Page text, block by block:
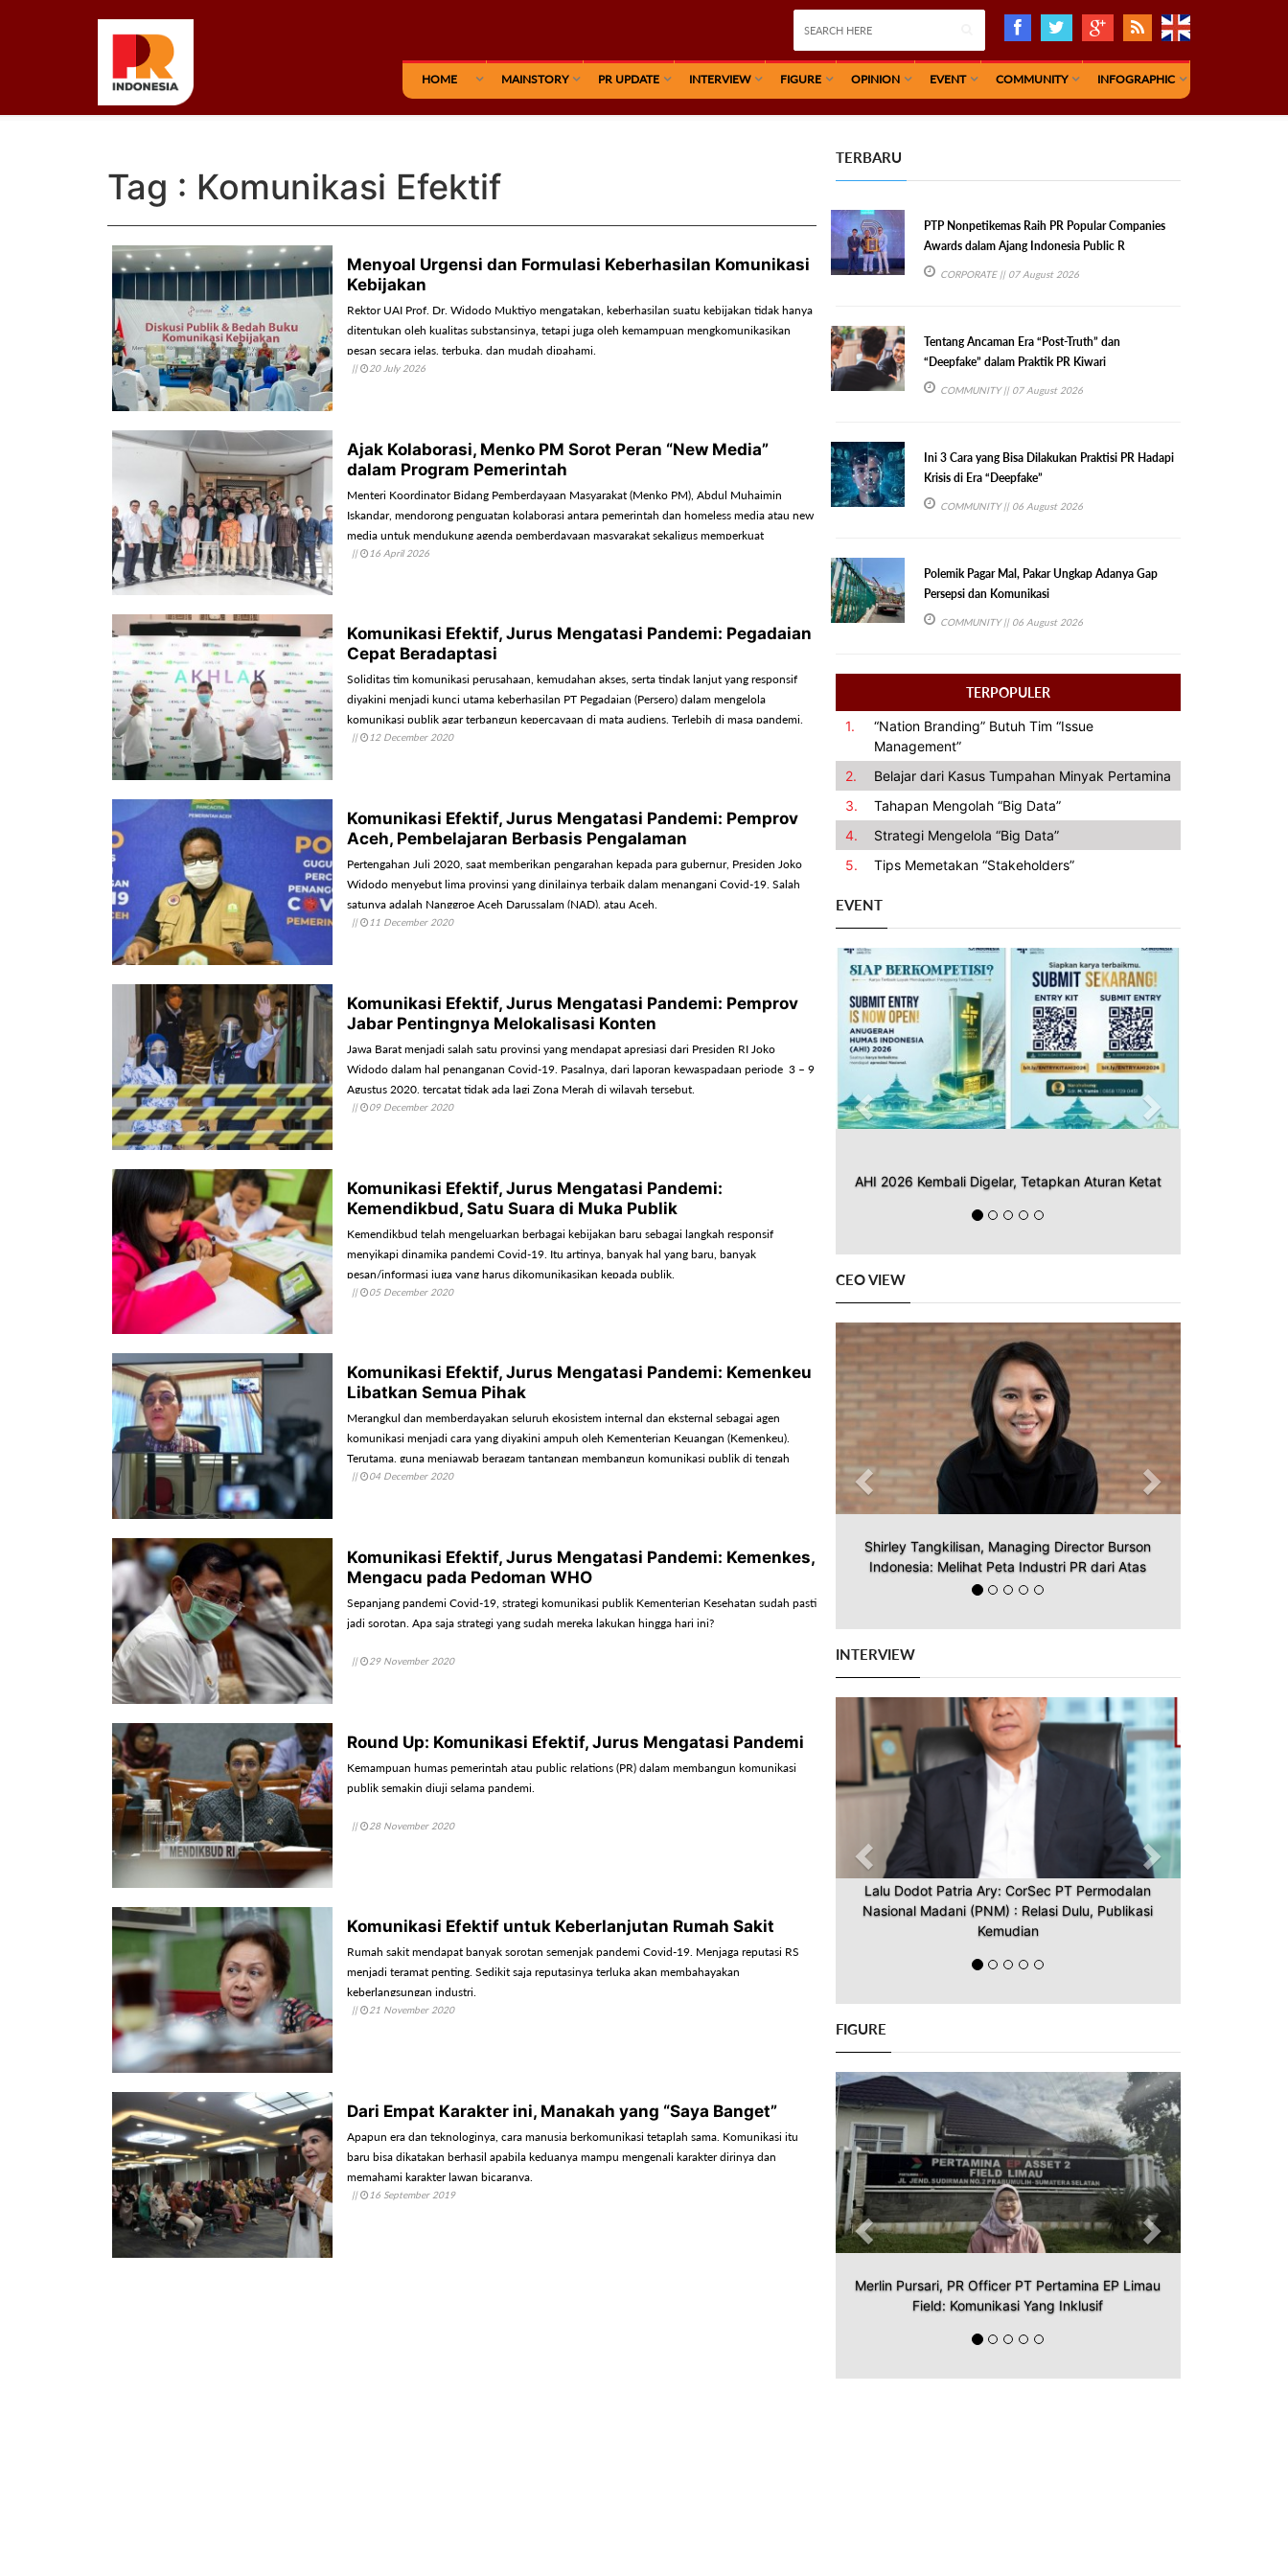
HOME MAINSTORY PR UPDATE INTERVIEW FIGURE OPINION EVENT COMMUNITY INFOGRAPHIC
Tag : Komunikasi Efektif
Menyoal Urgensi dan Formulasi Keberhasilan Komunikasi
Kebijakan
Rektor UAI Prof. Dr. Widodo Muktiyo mengatakan, keberhasilan suatu kebijakan tidak hanya
ditentukan oleh kualitas substansinya, tetapi juga oleh kemampuan mengkomunikasikan
pesan secara jelas, terbuka, dan mudah dipahami.
|| 20 July 2026
Ajak Kolaborasi, Menko PM Sorot Peran “New Media”
dalam Program Pemerintah
Menteri Koordinator Bidang Pemberdayaan Masyarakat (Menko PM), Abdul Muhaimin
Iskandar, mendorong penguatan kolaborasi antara pemerintah dan homeless media atau new
media untuk mendukung agenda pemberdayaan masyarakat sekaligus memperkuat
demokrasi.
|| 16 April 2026
Komunikasi Efektif, Jurus Mengatasi Pandemi: Pegadaian
Cepat Beradaptasi
Soliditas tim komunikasi perusahaan, kemudahan akses, serta tindak lanjut yang responsif
diyakini menjadi kunci utama keberhasilan PT Pegadaian (Persero) dalam mengelola
komunikasi publik agar terbangun kepercayaan di mata audiens. Terlebih di masa pandemi.
|| 12 December 2020
Komunikasi Efektif, Jurus Mengatasi Pandemi: Pemprov
Aceh, Pembelajaran Berbasis Pengalaman
Pertengahan Juli 2020, saat memberikan pengarahan kepada para gubernur, Presiden Joko
Widodo menyebut lima provinsi yang dinilainya terbaik dalam menangani Covid-19. Salah
satunya adalah Nanggroe Aceh Darussalam (NAD), atau Aceh.
|| 11 December 2020
Komunikasi Efektif, Jurus Mengatasi Pandemi: Pemprov
Jabar Pentingnya Melokalisasi Konten
Jawa Barat menjadi salah satu provinsi yang mendapat apresiasi dari Presiden RI Joko
Widodo dalam hal penanganan Covid-19. Pasalnya, dari laporan kewaspadaan periode 3 – 9
Agustus 2020, tercatat tidak ada lagi Zona Merah di wilayah tersebut.
|| 09 December 2020
Komunikasi Efektif, Jurus Mengatasi Pandemi:
Kemendikbud, Satu Suara di Muka Publik
Kemendikbud telah mengeluarkan berbagai kebijakan baru sebagai langkah responsif
menyikapi dinamika pandemi Covid-19. Itu artinya, banyak hal yang baru, banyak
pesan/informasi juga yang harus dikomunikasikan kepada publik.
|| 05 December 2020
Komunikasi Efektif, Jurus Mengatasi Pandemi: Kemenkeu
Libatkan Semua Pihak
Merangkul dan memberdayakan seluruh ekosistem internal dan eksternal sebagai agen
komunikasi menjadi cara yang diyakini ampuh oleh Kementerian Keuangan (Kemenkeu).
Terutama, guna menjawab beragam tantangan membangun komunikasi publik di tengah
krisis pandemi Covid-19.
|| 04 December 2020
Komunikasi Efektif, Jurus Mengatasi Pandemi: Kemenkes,
Mengacu pada Pedoman WHO
Sepanjang pandemi Covid-19, strategi komunikasi publik Kementerian Kesehatan sudah pasti
jadi sorotan. Apa saja strategi yang sudah mereka lakukan hingga hari ini?
|| 29 November 2020
Round Up: Komunikasi Efektif, Jurus Mengatasi Pandemi
Kemampuan humas pemerintah atau public relations (PR) dalam membangun komunikasi
publik semakin diuji selama pandemi.
|| 28 November 2020
Komunikasi Efektif untuk Keberlanjutan Rumah Sakit
Rumah sakit mendapat banyak sorotan semenjak pandemi Covid-19. Menjaga reputasi RS
menjadi teramat penting. Sedikit saja reputasinya terluka akan membahayakan
keberlangsungan industri.
|| 21 November 2020
Dari Empat Karakter ini, Manakah yang “Saya Banget”
Apapun era dan teknologinya, cara manusia berkomunikasi tetaplah sama. Komunikasi itu
baru bisa dikatakan berhasil apabila keduanya mampu mengenali karakter dirinya dan
memahami karakter lawan bicaranya.
|| 16 September 2019
TERBARU
PTP Nonpetikemas Raih PR Popular Companies
Awards dalam Ajang Indonesia Public R
CORPORATE|| 07 August 2026
Tentang Ancaman Era “Post-Truth” dan
“Deepfake” dalam Praktik PR Kiwari
COMMUNITY|| 07 August 2026
Ini 3 Cara yang Bisa Dilakukan Praktisi PR Hadapi
Krisis di Era “Deepfake”
COMMUNITY|| 06 August 2026
Polemik Pagar Mal, Pakar Ungkap Adanya Gap
Persepsi dan Komunikasi
COMMUNITY|| 06 August 2026
TERPOPULER
1.
“Nation Branding” Butuh Tim “Issue
Management”
2.
Belajar dari Kasus Tumpahan Minyak Pertamina
3.
Tahapan Mengolah “Big Data”
4.
Strategi Mengelola “Big Data”
5.
Tips Memetakan “Stakeholders”
EVENT
AHI 2026 Kembali Digelar, Tetapkan Aturan Ketat
Previous Next
CEO VIEW
Shirley Tangkilisan, Managing Director Burson
Indonesia: Melihat Peta Industri PR dari Atas
Previous Next
INTERVIEW
Lalu Dodot Patria Ary: CorSec PT Permodalan
Nasional Madani (PNM) : Relasi Dulu, Publikasi
Kemudian
Previous Next
FIGURE
Merlin Pursari, PR Officer PT Pertamina EP Limau
Field: Komunikasi Yang Inklusif
Previous Next